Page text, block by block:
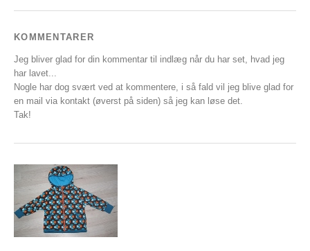
KOMMENTARER
Jeg bliver glad for din kommentar til indlæg når du har set, hvad jeg
har lavet...
Nogle har dog svært ved at kommentere, i så fald vil jeg blive glad for
en mail via kontakt (øverst på siden) så jeg kan løse det.
Tak!